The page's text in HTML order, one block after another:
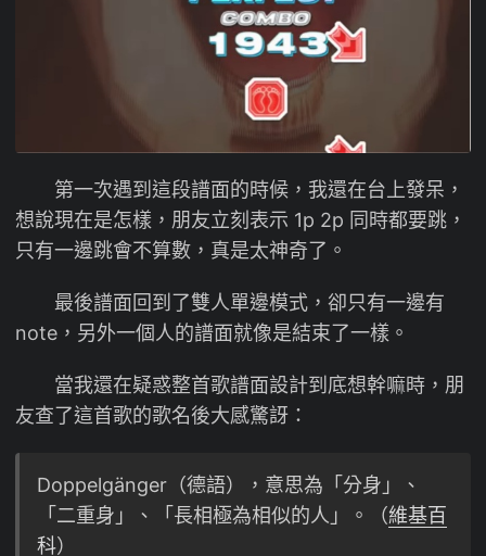
第一次遇到這段譜面的時候，我還在台上發呆，
想說現在是怎樣，朋友立刻表示 1p 2p 同時都要跳，
只有一邊跳會不算數，真是太神奇了。
最後譜面回到了雙人單邊模式，卻只有一邊有
note，另外一個人的譜面就像是結束了一樣。
當我還在疑惑整首歌譜面設計到底想幹嘛時，朋
友查了這首歌的歌名後大感驚訝：
Doppelgänger（德語），意思為「分身」、
「二重身」、「長相極為相似的人」。（維基百
科）